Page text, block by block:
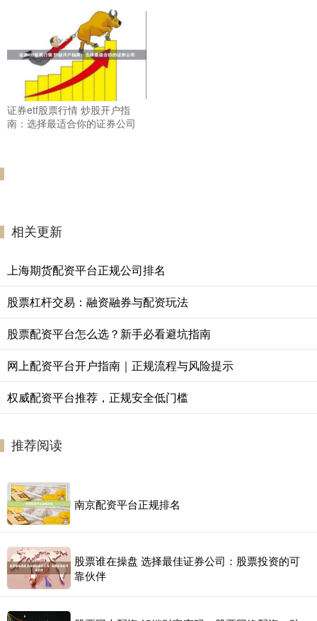
证券etf股票行情 炒股开户指
南：选择最适合你的证券公司
相关更新
上海期货配资平台正规公司排名
股票杠杆交易：融资融券与配资玩法
股票配资平台怎么选？新手必看避坑指南
网上配资平台开户指南｜正规流程与风险提示
权威配资平台推荐，正规安全低门槛
推荐阅读
南京配资平台正规排名
股票谁在操盘 选择最佳证券公司：股票投资的可
靠伙伴